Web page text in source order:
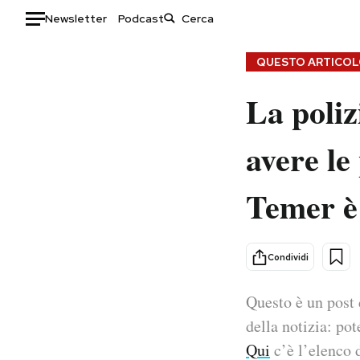
Newsletter Podcast
Storie/Idee
Altrecose
Mondiali calcio 2026
QUESTO
La
avere
Temer
Condividi
Questo è un
della notizia:
Qui c’è